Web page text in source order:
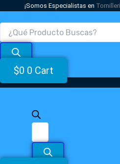
¡Somos Especialistas en
Búsqueda
productos
$0 0 Cart
Búsqueda
productos
Búsqueda
productos